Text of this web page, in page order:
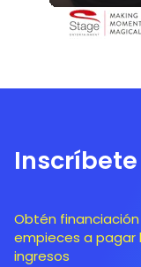
Obtén
empieces a pagar
ingresos